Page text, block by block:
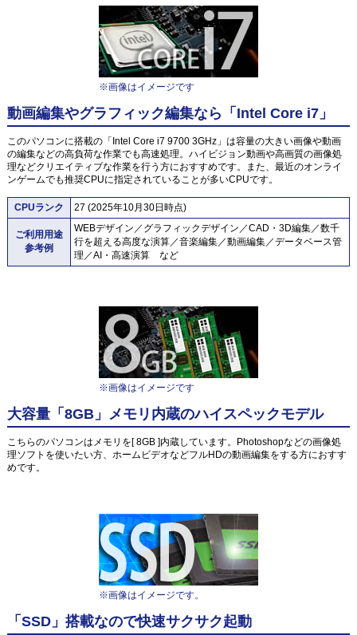
※画像はイメージです
動画編集やグラフィック編集なら「Intel Core i7」
このパソコンに搭載の「Intel Core i7 9700 3GHz」は容量の大きい画像や動画
の編集などの高負荷な作業でも高速処理。ハイビジョン動画や高画質の画像処
理などクリエイティブな作業を行う方におすすめです。また、最近のオンライ
ンゲームでも推奨CPUに指定されていることが多いCPUです。
CPUランク 27 (2025年10月30日時点)
ご利用用途
参考例
WEBデザイン／グラフィックデザイン／CAD・3D編集／数千
行を超える高度な演算／音楽編集／動画編集／データベース管
理／AI・高速演算 など
※画像はイメージです
大容量「8GB」メモリ内蔵のハイスペックモデル
こちらのパソコンはメモリを[ 8GB ]内蔵しています。Photoshopなどの画像処
理ソフトを使いたい方、ホームビデオなどフルHDの動画編集をする方におすす
めです。
※画像はイメージです。
「SSD」搭載なので快速サクサク起動